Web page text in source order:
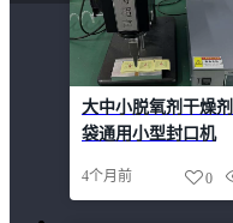
大中小脱氧剂干燥
袋通用小型封口机
4个月前 0